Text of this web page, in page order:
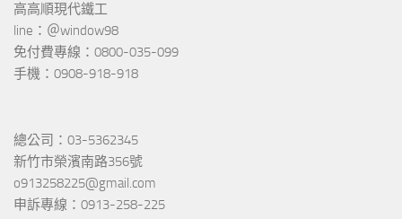
高高順現代鐵工
line：＠window98
免付費專線：0800-035-099
手機：0908-918-918
總公司：03-5362345
新竹市榮濱南路356號
o913258225@gmail.com
申訴專線：0913-258-225